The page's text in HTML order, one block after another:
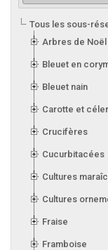
Tous les sous-
Arbres de Noël
Bleuet en
Bleuet nain
Carotte et
Crucifères
Cucurbitacées
Cultures
Cultures
Fraise
Framboise